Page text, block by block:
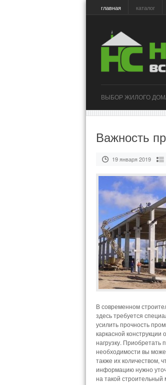
главная каталог
ВЫБОР ЖИЛОГО
Важность
19 января 2019
В современном
здесь требуется
усилить прочность
каркасной
нагрузку. Приобретать
необходимости вы
также их количеством,
информацию нужно
на такой